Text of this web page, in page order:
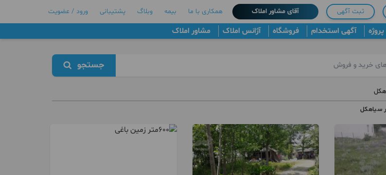
ثبت آگهی آقای مشاور املاک همکاری با ما بیمه وبلاگ پشتیبانی ورود / عضویت
آگهی استخدام فروشگاه آژانس املاک مشاور املاک
جستجو
سیاهکل